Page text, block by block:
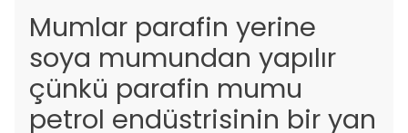
Mumlar parafin yerine
soya mumundan yapılır
çünkü parafin mumu
petrol endüstrisinin bir yan